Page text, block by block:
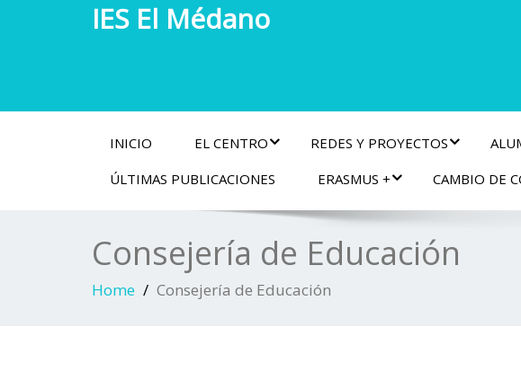
IES El Médano
INICIO EL CENTRO REDES Y PROYECTOS
ÚLTIMAS PUBLICACIONES
ERASMUS + CAMBIO DE
Consejería de Educación
Home Consejería de Educación